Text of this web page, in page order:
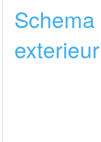
exterieur